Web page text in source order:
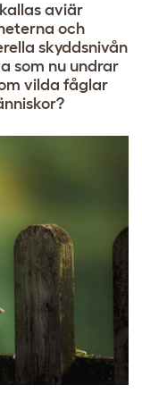
aviär
och
skyddsnivån
som nu undrar
vilda fåglar